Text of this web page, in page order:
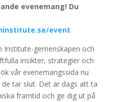
evenemang! Du
event
Institute-gemenskapen och
insikter, strategier och
vår evenemangssida nu
tar slut. Det är dags att ta
framtid och ge dig ut på